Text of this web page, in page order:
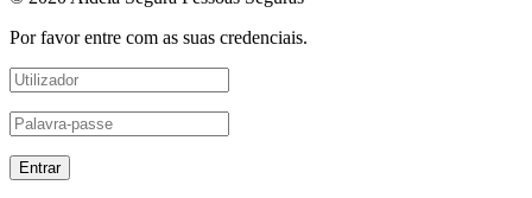
Por favor entre com as suas credenciais.